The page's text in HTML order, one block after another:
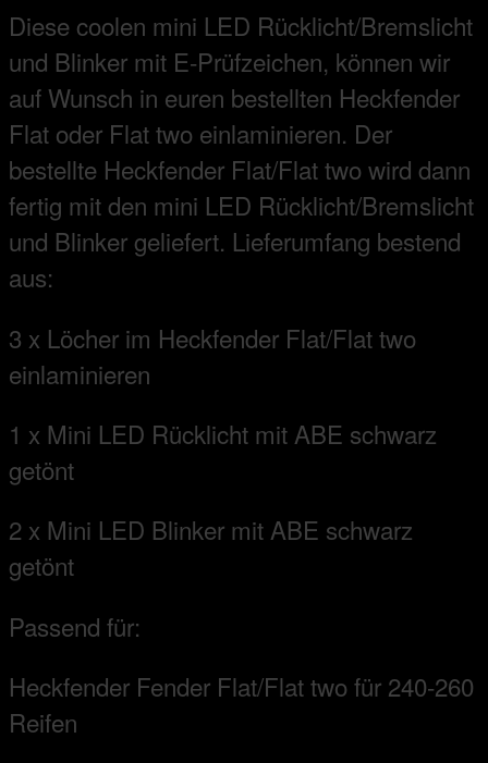
Diese coolen mini LED Rücklicht/Bremslicht
und Blinker mit E-Prüfzeichen, können wir
auf Wunsch in euren bestellten Heckfender
Flat oder Flat two einlaminieren. Der
bestellte Heckfender Flat/Flat two wird dann
fertig mit den mini LED Rücklicht/Bremslicht
und Blinker geliefert. Lieferumfang bestend
aus:
3 x Löcher im Heckfender Flat/Flat two
einlaminieren
1 x Mini LED Rücklicht mit ABE schwarz
getönt
2 x Mini LED Blinker mit ABE schwarz
getönt
Passend für:
Heckfender Fender Flat/Flat two für 240-260
Reifen